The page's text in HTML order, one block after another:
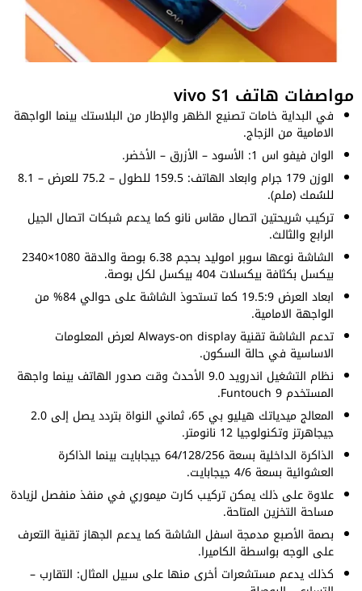
مواصفات هاتف vivo S1
في البداية خامات تصنيع الظهر والإطار من البلاستك بينما الواجهة
الامامية من الزجاج.
الوان فيفو اس 1: الأسود – الأزرق – الأخضر.
الوزن 179 جرام وابعاد الهاتف: 159.5 للطول – 75.2 للعرض – 8.1
للسُمك (ملم).
تركيب شريحتين اتصال مقاس نانو كما يدعم شبكات اتصال الجيل
الرابع والثالث.
الشاشة نوعها سوبر اموليد بحجم 6.38 بوصة والدقة 1080×2340
بيكسل بكثافة بيكسلات 404 بيكسل لكل بوصة.
ابعاد العرض 19.5:9 كما تستحوذ الشاشة على حوالي 84% من
الواجهة الامامية.
تدعم الشاشة تقنية Always-on display لعرض المعلومات
الاساسية في حالة السكون.
نظام التشغيل اندرويد 9.0 الأحدث وقت صدور الهاتف بينما واجهة
المستخدم Funtouch 9.
المعالج ميدياتك هيليو بي 65، ثماني النواة بتردد يصل إلى 2.0
جيجاهرتز وتكنولوجيا 12 نانومتر.
الذاكرة الداخلية بسعة 64/128/256 جيجابايت بينما الذاكرة
العشوائية بسعة 4/6 جيجابايت.
علاوة على ذلك يمكن تركيب كارت ميموري في منفذ منفصل لزيادة
مساحة التخزين المتاحة.
بصمة الأصبع مدمجة اسفل الشاشة كما يدعم الجهاز تقنية التعرف
على الوجه بواسطة الكاميرا.
كذلك يدعم مستشعرات أخرى منها على سبيل المثال: التقارب –